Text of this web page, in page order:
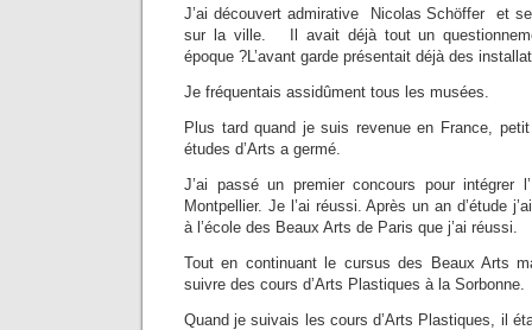
J’ai découvert admirative Nicolas Schöffer et
sur la ville. Il avait déjà tout un
époque ?L’avant garde présentait déjà des
Je fréquentais assidûment tous les musées.
Plus tard quand je suis revenue en France,
études d’Arts a germé.
J’ai passé un premier concours pour intégrer
Montpellier. Je l’ai réussi. Après un an d’étude
à l’école des Beaux Arts de Paris que j’ai réussi.
Tout en continuant le cursus des Beaux Arts
suivre des cours d’Arts Plastiques à la Sorbonne.
Quand je suivais les cours d’Arts Plastiques, il